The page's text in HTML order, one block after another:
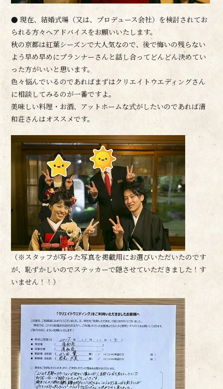
● 現在、結婚式場（又は、プロデュース会社）を検討されてお
られる方々へアドバイスをお願いいたします。
秋の京都は紅葉シーズンで大人気なので、後で悔いの残らない
よう早め早めにプランナーさんと話し合ってどんどん決めてい
った方がいいと思います。
色々悩んでいるのであればまずはクリエイトウエディングさん
に相談してみるのが一番ですよ。
美味しい料理・お酒、アットホームな式がしたいのであれば清
和荘さんはオススメです。
（※スタッフが写った写真を掲載用にお選びいただいたのです
が、恥ずかしいのでステッカーで隠させていただきました！す
いません！！）